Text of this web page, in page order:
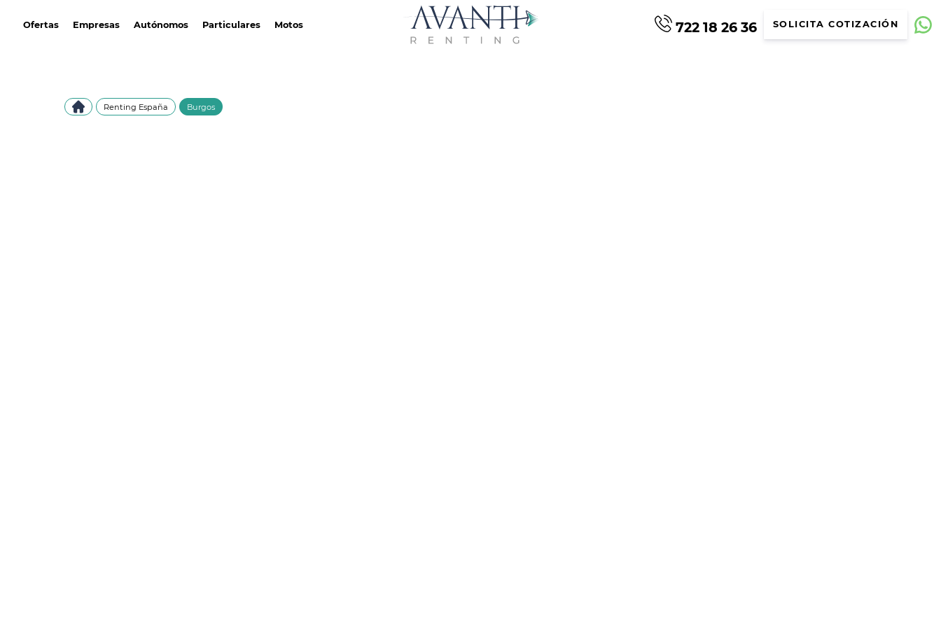
Ofertas Empresas Autónomos Particulares Motos 722 18 26 36 SOLICITA COTIZACIÓN
Renting España Burgos